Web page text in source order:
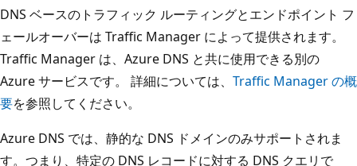
DNS ベースのトラフィック ルーティングとエンドポイント フ
ェールオーバーは Traffic Manager によって提供されます。
Traffic Manager は、Azure DNS と共に使用できる別の
Azure サービスです。 詳細については、 Traffic Manager の概
要を参照してください。
Azure DNS では、静的な DNS ドメインのみサポートされま
す。つまり、特定の DNS レコードに対する DNS クエリで